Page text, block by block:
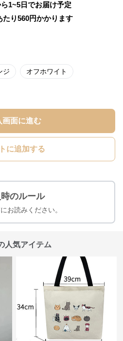
1~5日でお届け予定
たり560円かかります
ジ オフホワイト
画面に進む
に追加する
のルール
お読みください。
人気アイテム